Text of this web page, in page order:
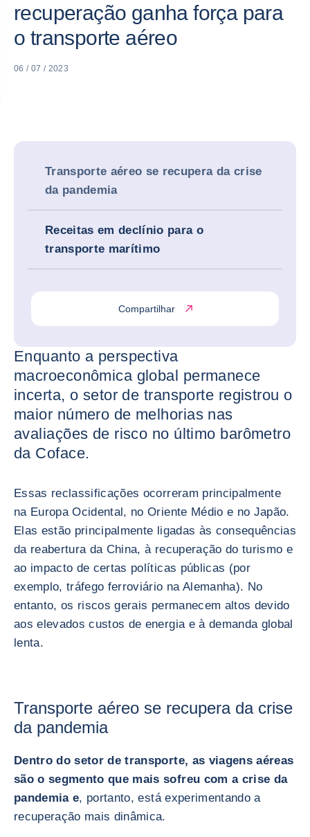
recuperação ganha força para
o transporte aéreo
06 / 07 / 2023
Transporte aéreo se recupera da crise
da pandemia
Receitas em declínio para o
transporte marítimo
Compartilhar
Enquanto a perspectiva
macroeconômica global permanece
incerta, o setor de transporte registrou o
maior número de melhorias nas
avaliações de risco no último barômetro
da Coface.
Essas reclassificações ocorreram principalmente
na Europa Ocidental, no Oriente Médio e no Japão.
Elas estão principalmente ligadas às consequências
da reabertura da China, à recuperação do turismo e
ao impacto de certas políticas públicas (por
exemplo, tráfego ferroviário na Alemanha). No
entanto, os riscos gerais permanecem altos devido
aos elevados custos de energia e à demanda global
lenta.
Transporte aéreo se recupera da crise
da pandemia
Dentro do setor de transporte, as viagens aéreas
são o segmento que mais sofreu com a crise da
pandemia e, portanto, está experimentando a
recuperação mais dinâmica.